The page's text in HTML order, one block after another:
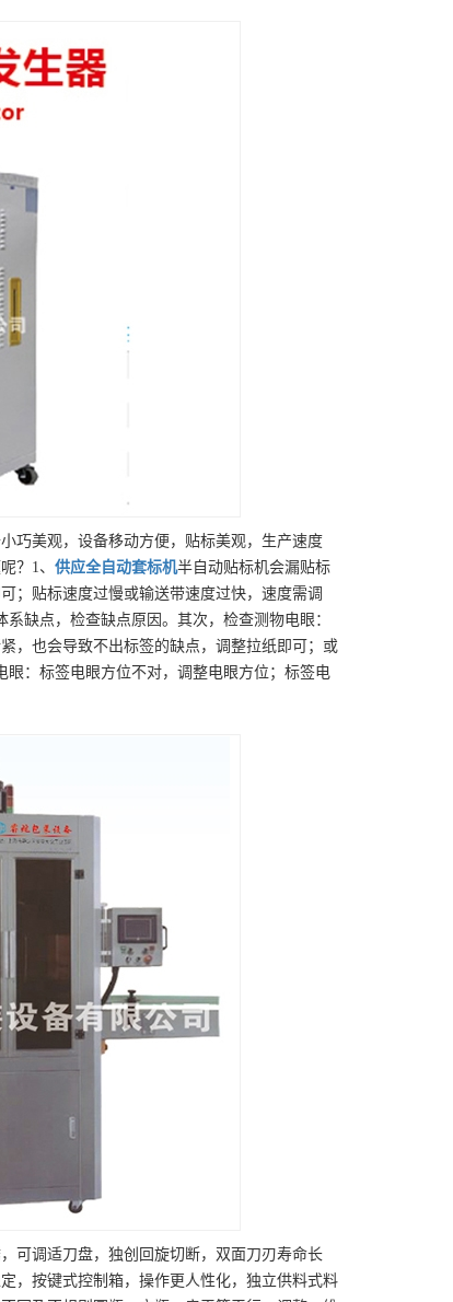
巧美观，设备移动方便，贴标美观，生产速度
？1、 供应全自动套标机半自动贴标机会漏贴标
；贴标速度过慢或输送带速度过快，速度需调
缺点，检查缺点原因。其次，检查测物电眼：
，也会导致不出标签的缺点，调整拉纸即可；或
：标签电眼方位不对，调整电眼方位；标签电
可调适刀盘，独创回旋切断，双面刀刃寿命长
，按键式控制箱，操作更人性化，独立供料式料